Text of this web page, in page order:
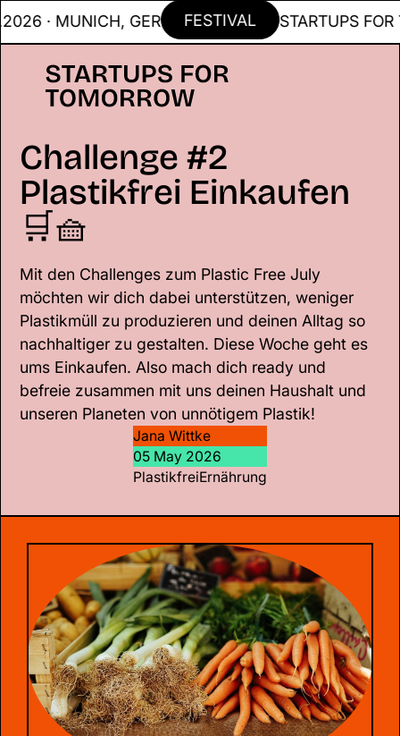
· MUNICH, GER FESTIVAL STARTUPS FOR
Challenge #2
Plastikfrei Einkaufen
🛒🧺
Mit den Challenges zum Plastic Free July
möchten wir dich dabei unterstützen, weniger
Plastikmüll zu produzieren und deinen Alltag so
nachhaltiger zu gestalten. Diese Woche geht es
ums Einkaufen. Also mach dich ready und
befreie zusammen mit uns deinen Haushalt und
unseren Planeten von unnötigem Plastik!
Jana Wittke
05 May 2026
PlastikfreiErnährung